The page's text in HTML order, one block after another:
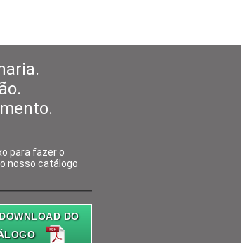
para fazer o
nosso catálogo
DO